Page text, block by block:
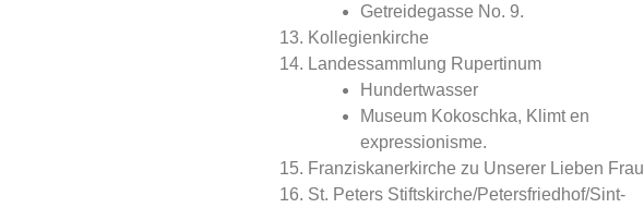
Getreidegasse No. 9.
Kollegienkirche
Landessammlung Rupertinum
Hundertwasser
Museum Kokoschka, Klimt en
expressionisme.
Franziskanerkirche zu Unserer Lieben Frau
St. Peters Stiftskirche/Petersfriedhof/Sint-